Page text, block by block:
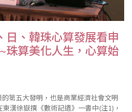
日、韓珠心算發展看申
珠算美化人生，心算始
的第五大發明，也是商業經濟社會文明
漢徐嶽撰《數術記遺》一書中(注1)，